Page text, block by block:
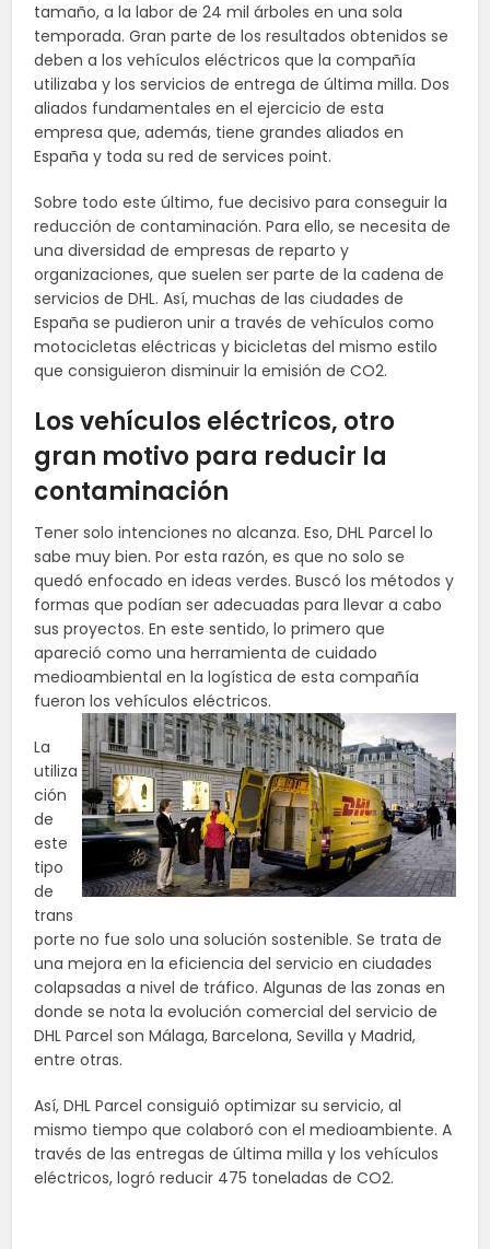
tamaño, a la labor de 24 mil árboles en una sola
temporada. Gran parte de los resultados obtenidos se
deben a los vehículos eléctricos que la compañía
utilizaba y los servicios de entrega de última milla. Dos
aliados fundamentales en el ejercicio de esta
empresa que, además, tiene grandes aliados en
España y toda su red de services point.
Sobre todo este último, fue decisivo para conseguir la
reducción de contaminación. Para ello, se necesita de
una diversidad de empresas de reparto y
organizaciones, que suelen ser parte de la cadena de
servicios de DHL. Así, muchas de las ciudades de
España se pudieron unir a través de vehículos como
motocicletas eléctricas y bicicletas del mismo estilo
que consiguieron disminuir la emisión de CO2.
Los vehículos eléctricos, otro
gran motivo para reducir la
contaminación
Tener solo intenciones no alcanza. Eso, DHL Parcel lo
sabe muy bien. Por esta razón, es que no solo se
quedó enfocado en ideas verdes. Buscó los métodos y
formas que podían ser adecuadas para llevar a cabo
sus proyectos. En este sentido, lo primero que
apareció como una herramienta de cuidado
medioambiental en la logística de esta compañía
fueron los vehículos eléctricos.
La
utiliza
ción
de
este
tipo
de
trans
porte no fue solo una solución sostenible. Se trata de
una mejora en la eficiencia del servicio en ciudades
colapsadas a nivel de tráfico. Algunas de las zonas en
donde se nota la evolución comercial del servicio de
DHL Parcel son Málaga, Barcelona, Sevilla y Madrid,
entre otras.
Así, DHL Parcel consiguió optimizar su servicio, al
mismo tiempo que colaboró con el medioambiente. A
través de las entregas de última milla y los vehículos
eléctricos, logró reducir 475 toneladas de CO2.